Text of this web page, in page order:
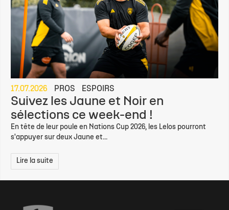
17.07.2026 PROS ESPOIRS
Suivez les Jaune et Noir en
sélections ce week-end !
En tête de leur poule en Nations Cup 2026, les Lelos pourront
s'appuyer sur deux Jaune et...
Lire la suite